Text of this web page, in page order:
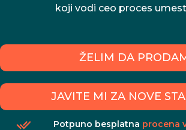
koji vodi ceo proces
ŽELIM DA
JAVITE MI ZA NOVE
Potpuno besplatna procena